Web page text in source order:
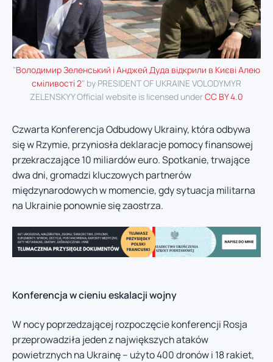
"Володимир Зеленський і Анджей Дуда відкрили в Києві Алею
сміливості 2" by PRESIDENT OF UKRAINE VOLODYMYR
ZELENSKYY Official website is licensed underCC BY 4.0
Czwarta Konferencja Odbudowy Ukrainy, która odbywa
się w Rzymie, przyniosła deklaracje pomocy finansowej
przekraczające 10 miliardów euro. Spotkanie, trwające
dwa dni, gromadzi kluczowych partnerów
międzynarodowych w momencie, gdy sytuacja militarna
na Ukrainie ponownie się zaostrza.
Konferencja w cieniu eskalacji wojny
W nocy poprzedzającej rozpoczęcie konferencji Rosja
przeprowadziła jeden z największych ataków
powietrznych na Ukrainę – użyto 400 dronów i 18 rakiet,